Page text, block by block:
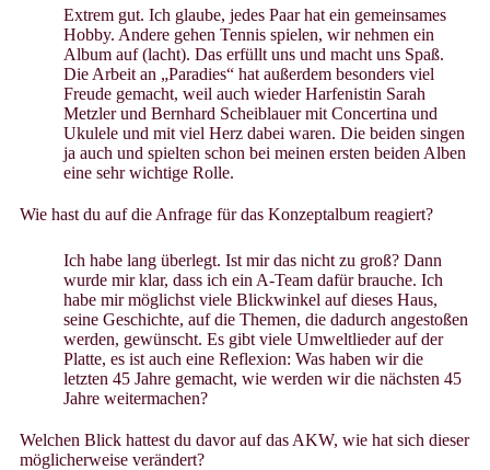
Extrem gut. Ich glaube, jedes Paar hat ein gemeinsames
Hobby. Andere gehen Tennis spielen, wir nehmen ein
Album auf (lacht). Das erfüllt uns und macht uns Spaß.
Die Arbeit an „Paradies“ hat außerdem besonders viel
Freude gemacht, weil auch wieder Harfenistin Sarah
Metzler und Bernhard Scheiblauer mit Concertina und
Ukulele und mit viel Herz dabei waren. Die beiden singen
ja auch und spielten schon bei meinen ersten beiden Alben
eine sehr wichtige Rolle.
Wie hast du auf die Anfrage für das Konzeptalbum reagiert?
Ich habe lang überlegt. Ist mir das nicht zu groß? Dann
wurde mir klar, dass ich ein A-Team dafür brauche. Ich
habe mir möglichst viele Blickwinkel auf dieses Haus,
seine Geschichte, auf die Themen, die dadurch angestoßen
werden, gewünscht. Es gibt viele Umweltlieder auf der
Platte, es ist auch eine Reflexion: Was haben wir die
letzten 45 Jahre gemacht, wie werden wir die nächsten 45
Jahre weitermachen?
Welchen Blick hattest du davor auf das AKW, wie hat sich dieser
möglicherweise verändert?